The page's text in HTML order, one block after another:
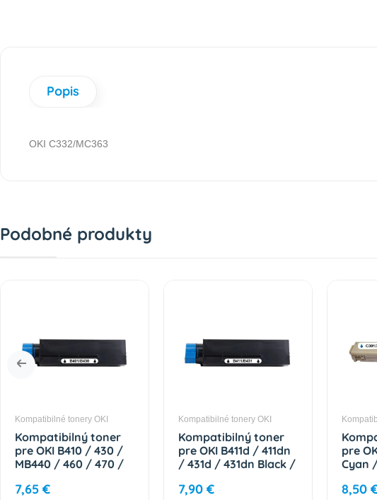
Popis
OKI C332/MC363
Podobné produkty
Kompatibilné tonery OKI
Kompatibilný toner
pre OKI B410 / 430 /
MB440 / 460 / 470 /
3500 strán
7,65 €
Kompatibilné tonery OKI
Kompatibilný toner
pre OKI B411d / 411dn
/ 431d / 431dn Black /
7,90 €
pre
Cyan
8,50